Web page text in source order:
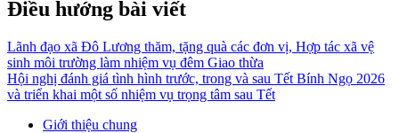
Điều hướng bài viết
Lãnh đạo xã Đô Lương thăm, tặng quà các đơn vị, Hợp tác xã vệ
sinh môi trường làm nhiệm vụ đêm Giao thừa
Hội nghị đánh giá tình hình trước, trong và sau Tết Bính Ngọ 2026
và triển khai một số nhiệm vụ trọng tâm sau Tết
Giới thiệu chung